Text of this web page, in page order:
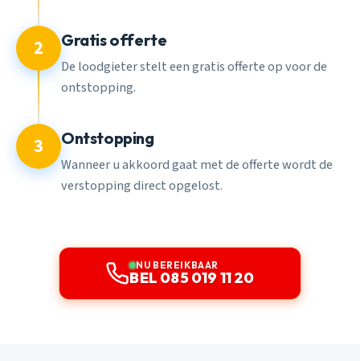
2 Gratis offerte
De loodgieter stelt een gratis offerte op voor de
ontstopping.
3 Ontstopping
Wanneer u akkoord gaat met de offerte wordt de
verstopping direct opgelost.
NU BEREIKBAAR
BEL 085 019 11 20